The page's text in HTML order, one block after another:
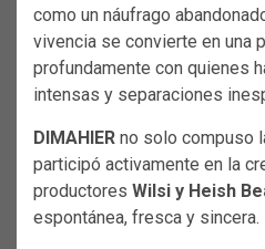
como un náufrago
vivencia se convierte en una
profundamente con quienes
intensas y separaciones
DIMAHIER no solo compuso
participó activamente en la
productores Wilsi y Heish
espontánea, fresca y sincera.